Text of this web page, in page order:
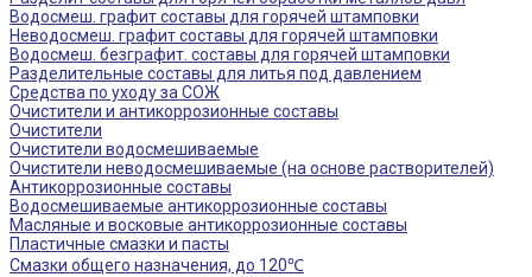
Водосмеш. графит составы для горячей штамповки
Неводосмеш. графит составы для горячей штамповки
Водосмеш. безграфит. составы для горячей штамповки
Разделительные составы для литья под давлением
Средства по уходу за СОЖ
Очистители и антикоррозионные составы
Очистители
Очистители водосмешиваемые
Очистители неводосмешиваемые (на основе растворителей)
Антикоррозионные составы
Водосмешиваемые антикоррозионные составы
Масляные и восковые антикоррозионные составы
Пластичные смазки и пасты
Смазки общего назначения, до 120℃